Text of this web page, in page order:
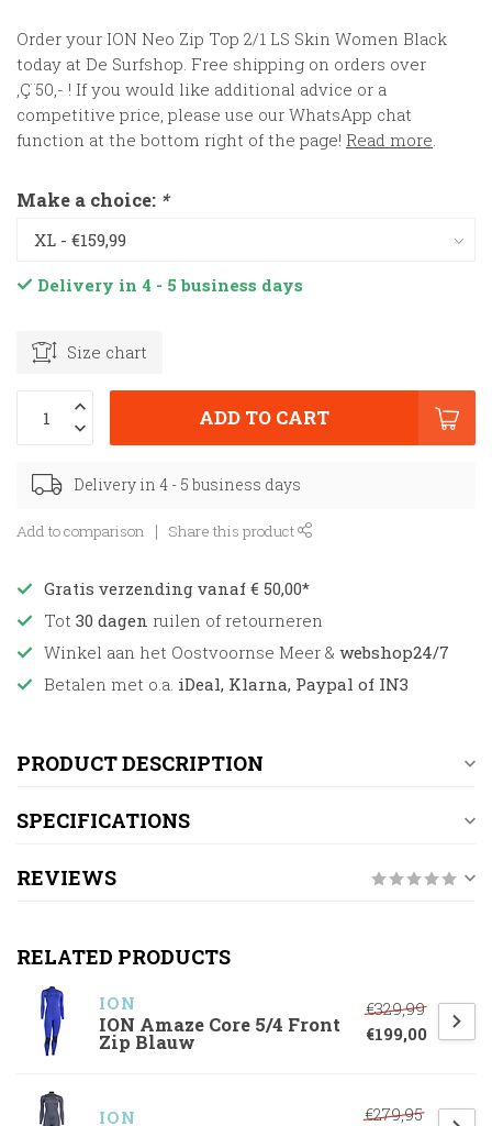
Order your ION Neo Zip Top 2/1 LS Skin Women Black
today at De Surfshop. Free shipping on orders over
‚Ç¨50,- ! If you would like additional advice or a
competitive price, please use our WhatsApp chat
function at the bottom right of the page! Read more.
Make a choice: *
Delivery in 4 - 5 business days
Size chart
ADD TO CART
Delivery in 4 - 5 business days
Add to comparison Share this product
Gratis verzending vanaf € 50,00*
Tot 30 dagen ruilen of retourneren
Winkel aan het Oostvoornse Meer & webshop24/7
Betalen met o.a. iDeal, Klarna, Paypal of IN3
PRODUCT DESCRIPTION
SPECIFICATIONS
REVIEWS
RELATED PRODUCTS
ION
ION Amaze Core 5/4 Front
Zip Blauw
€329,99
€199,00
ION €279,95